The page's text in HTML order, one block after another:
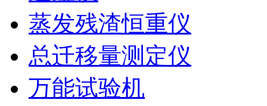
蒸发残渣恒重仪
总迁移量测定仪
万能试验机